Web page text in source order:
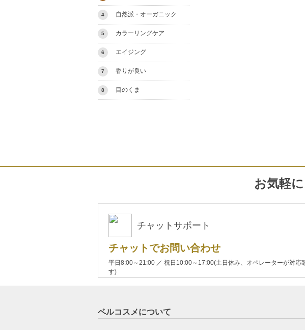
4 自然派・オーガニック
5 カラーリングケア
6 エイジング
7 香りが良い
8 目のくま
お気軽
チャットサポート
チャットでお問い合わせ
平日8:00～21:00 ／ 祝日10:00～17:00(土日休み、オペレーターが対応
す)
ベルコスメについて